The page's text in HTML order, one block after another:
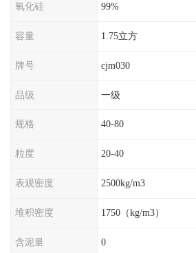
氧化硅 99%
容量 1.75立方
牌号 cjm030
品级 一级
规格 40-80
粒度 20-40
表观密度 2500kg/m3
堆积密度 1750（kg/m3）
含泥量 0